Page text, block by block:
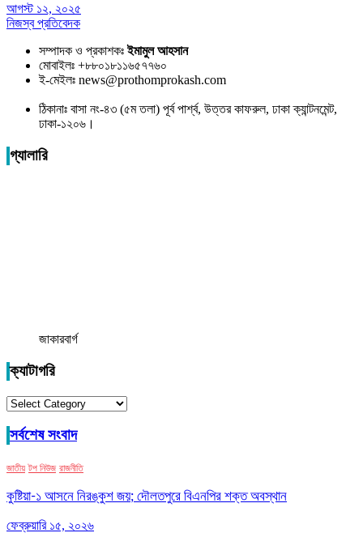
আগস্ট ১২, ২০২৫
নিজস্ব প্রতিবেদক
সম্পাদক ও প্রকাশকঃইমামুল আহসান
মোবাইলঃ +৮৮০১৮১১৬৫৭৭৬০
ই-মেইলঃ news@prothomprokash.com
ঠিকানাঃ বাসা নং-৪৩ (৫ম তলা) পূর্ব পার্শ্ব, উত্তর কাফরুল, ঢাকা ক্যান্টনমেন্ট,
ঢাকা-১২০৬।
গ্যালারি
জাকারবার্গ
ক্যাটাগরি
ক্যাটাগরি
সর্বশেষ সংবাদ
জাতীয় টপ নিউজ রাজনীতি
কুষ্টিয়া-১ আসনে নিরঙ্কুশ জয়; দৌলতপুরে বিএনপির শক্ত অবস্থান
ফেব্রুয়ারি ১৫, ২০২৬